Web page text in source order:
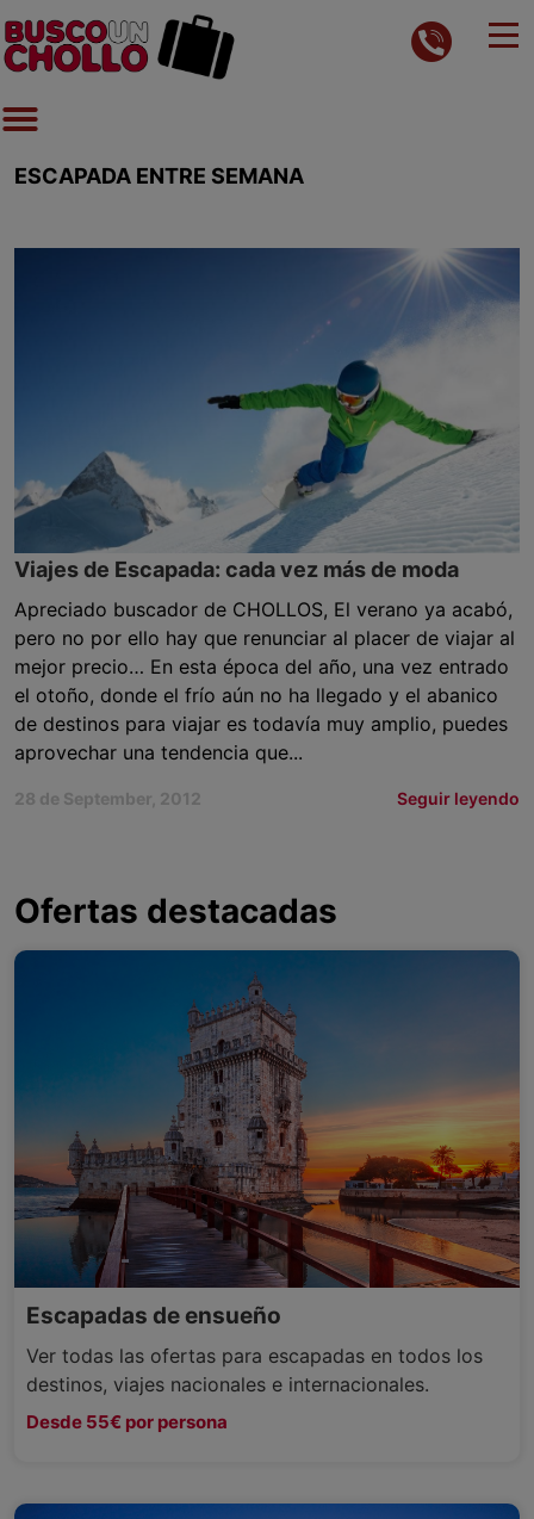
ESCAPADA ENTRE SEMANA
Viajes de Escapada: cada vez más de moda
Apreciado buscador de CHOLLOS, El verano ya acabó,
pero no por ello hay que renunciar al placer de viajar al
mejor precio… En esta época del año, una vez entrado
el otoño, donde el frío aún no ha llegado y el abanico
de destinos para viajar es todavía muy amplio, puedes
aprovechar una tendencia que...
28 de September, 2012 Seguir leyendo
Ofertas destacadas
Escapadas de ensueño
Ver todas las ofertas para escapadas en todos los
destinos, viajes nacionales e internacionales.
Desde 55€ por persona